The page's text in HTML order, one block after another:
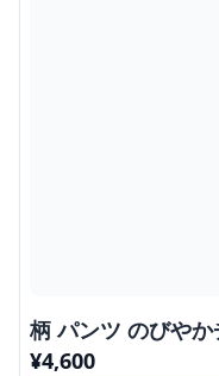
柄 パンツ のびや
¥4,600